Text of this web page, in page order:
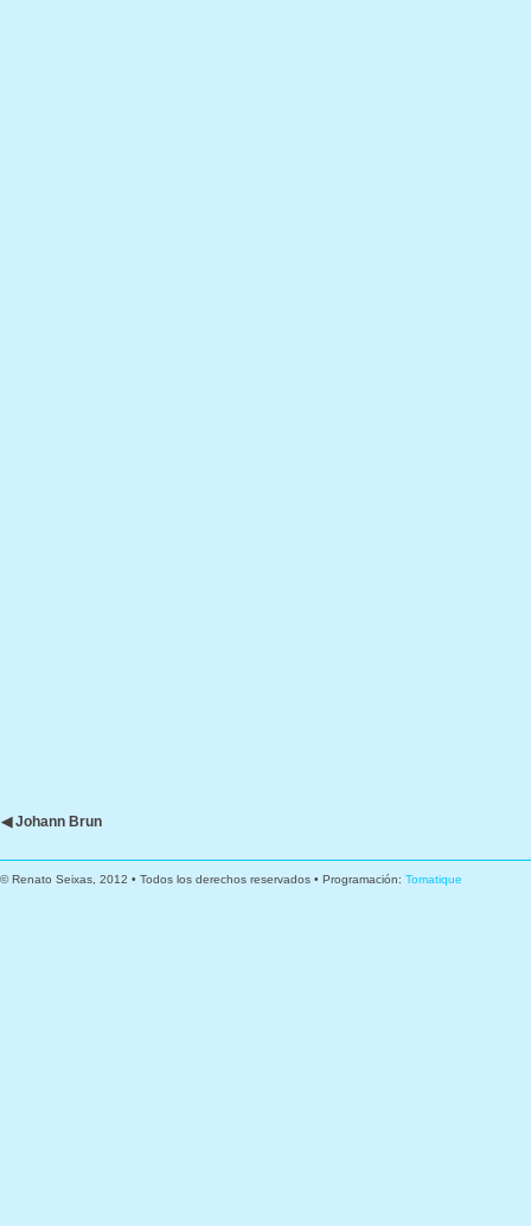
◀ Johann Brun
© Renato Seixas, 2012 • Todos los derechos reservados • Programación: Tomatique